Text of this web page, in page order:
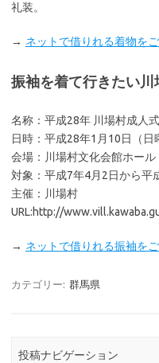
礼装。
→ ネットで借りれる着物を
振袖を着て行きたい
名称：平成28年 川場村成人式
日時：平成28年1月10日（日
会場：川場村文化会館ホール
対象：平成7年4月2日から平
主催：川場村
URL:http://
→ ネットで借りれる振袖を
カテゴリー: 群馬県
投稿ナビゲーション